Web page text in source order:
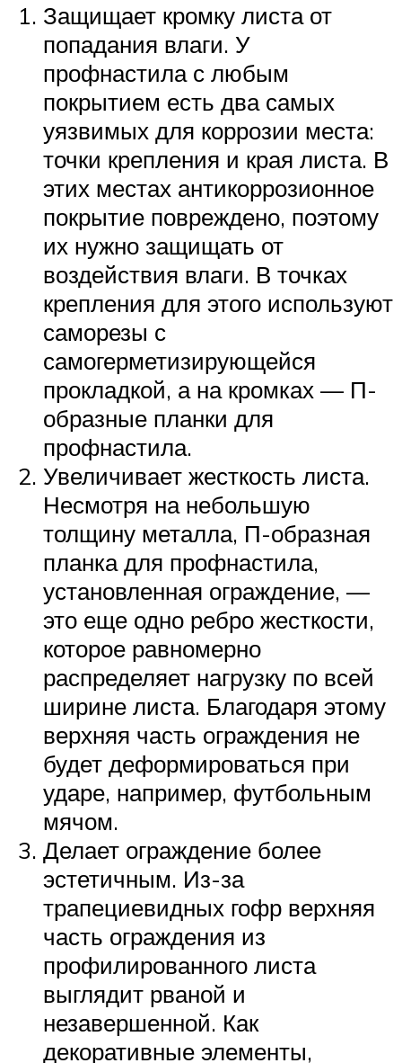
Защищает кромку листа от
попадания влаги. У
профнастила с любым
покрытием есть два самых
уязвимых для коррозии места:
точки крепления и края листа. В
этих местах антикоррозионное
покрытие повреждено, поэтому
их нужно защищать от
воздействия влаги. В точках
крепления для этого используют
саморезы с
самогерметизирующейся
прокладкой, а на кромках — П-
образные планки для
профнастила.
Увеличивает жесткость листа.
Несмотря на небольшую
толщину металла, П-образная
планка для профнастила,
установленная ограждение, —
это еще одно ребро жесткости,
которое равномерно
распределяет нагрузку по всей
ширине листа. Благодаря этому
верхняя часть ограждения не
будет деформироваться при
ударе, например, футбольным
мячом.
Делает ограждение более
эстетичным. Из-за
трапециевидных гофр верхняя
часть ограждения из
профилированного листа
выглядит рваной и
незавершенной. Как
декоративные элементы,